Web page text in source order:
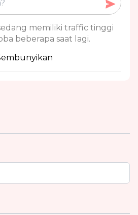
memiliki traffic tinggi
beberapa saat lagi.